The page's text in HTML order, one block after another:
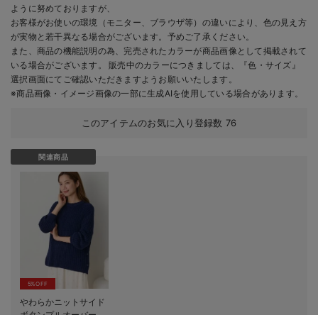
ように努めておりますが、
お客様がお使いの環境（モニター、ブラウザ等）の違いにより、色の見え方
が実物と若干異なる場合がございます。予めご了承ください。
また、商品の機能説明の為、完売されたカラーが商品画像として掲載されて
いる場合がございます。 販売中のカラーにつきましては、『色・サイズ』
選択画面にてご確認いただきますようお願いいたします。
※商品画像・イメージ画像の一部に生成AIを使用している場合があります。
このアイテムのお気に入り登録数 76
関連商品
5%OFF
やわらかニットサイド